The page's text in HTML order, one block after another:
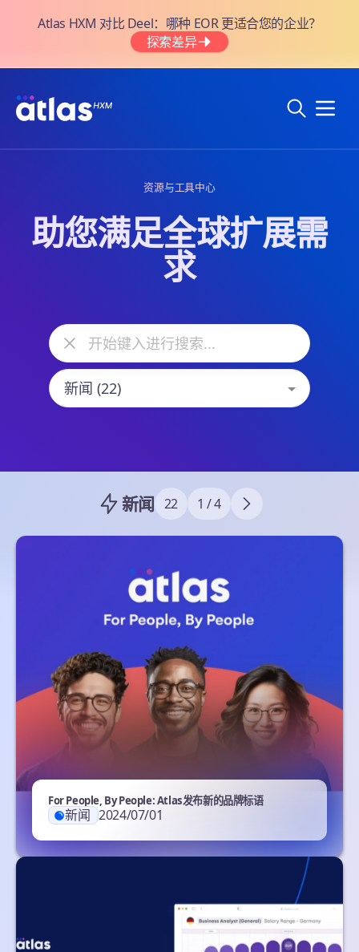
Atlas HXM 对比 Deel：哪种 EOR 更适合您的企业？
探索差异
资源与工具中心
助您满足全球扩展需
求
新闻 22 1 / 4
For People, By People: Atlas发布新的品牌标语
新闻 2024/07/01